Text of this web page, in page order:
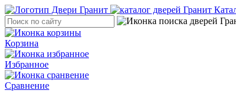
Корзина
Избранное
Сравнение